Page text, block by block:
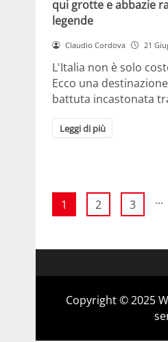
qui grotte e abbazie
legende
Claudio Cordova 21
L'Italia non è solo
Ecco una
battuta incastonata
Leggi di più
1 2 3 ...
Copyright © 2025